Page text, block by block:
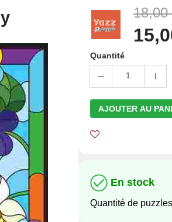
18,00
Quantité
1
AJOUTER AU
En stock
Quantité de